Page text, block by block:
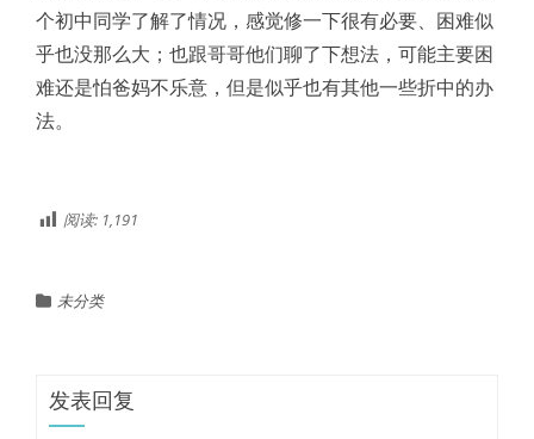
个初中同学了解了情况，感觉修一下很有必要、困难似
乎也没那么大；也跟哥哥他们聊了下想法，可能主要困
难还是怕爸妈不乐意，但是似乎也有其他一些折中的办
法。
阅读: 1,191
未分类
发表回复